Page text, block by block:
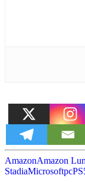
AmazonAmazon
StadiaMicrosoftpc